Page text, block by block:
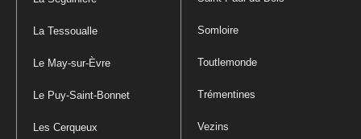
La Tessoualle
Le May-sur-Èvre
Le Puy-Saint-Bonnet
Les Cerqueux
Somloire
Toutlemonde
Trémentines
Vezins